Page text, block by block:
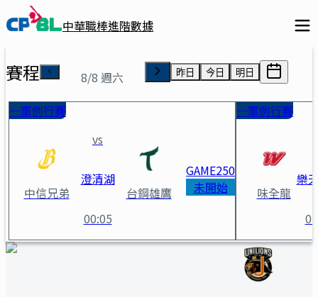
中華職棒進階數據
賽程 8/8 週六 昨日 今日 明日
一軍例行賽
中信兄弟
vs
澄清湖
00:05
台鋼雄鷹
GAME250
未開始
一軍例行賽
味全龍
樂
*尹柏淮 球員詳情